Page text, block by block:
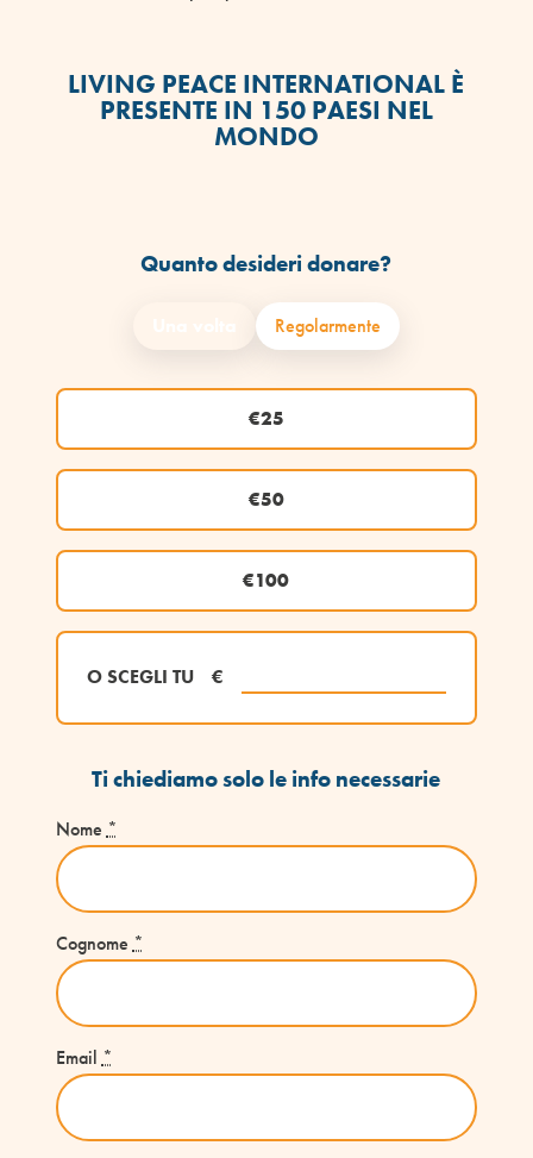
LIVING PEACE INTERNATIONAL È
PRESENTE IN 150 PAESI NEL
MONDO
Quanto desideri donare?
Regolarmente
€25
€50
€100
O SCEGLI TU €
Ti chiediamo solo le info necessarie
Nome *
Cognome *
Email *